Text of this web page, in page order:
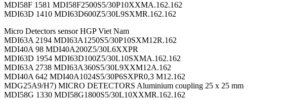
MDI58F 1581 MDI58F2500S5/30P10XXMA.162.162
MDI63D 1410 MDI63D600Z5/30L9SXMR.162.162
Micro Detectors sensor HGP Viet Nam
MDI63A 2194 MDI63A1250S5/30P10SXM12R.162
MDI40A 98 MDI40A200Z5/30L6XXPR
MDI63D 1954 MDI63D100Z5/30L10SXMA.162.162
MDI63A 2738 MDI63A360S5/30L9XXM12A.162
MDI40A 642 MDI40A1024S5/30P6SXPR0,3 M12.162
MDG25A9/H7) MICRO DETECTORS Aluminium coupling 25 x 25 mm
MDI58G 1330 MDI58G1800S5/30L10XXMR.162.162